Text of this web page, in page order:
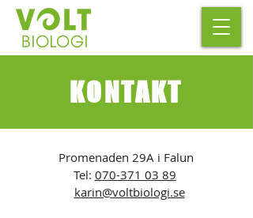
KONTAKT
Promenaden 29A i Falun
Tel: 070-371 03 89
karin@voltbiologi.se